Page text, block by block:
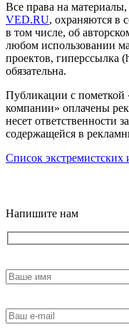
Все права на
VED.RU, охраняются в
в том числе, об
любом использовании
проектов, гиперссылка
обязательна.
Публикации с пометкой
компании» оплачены
несет ответственности
содержащейся в
Список
Напишите нам